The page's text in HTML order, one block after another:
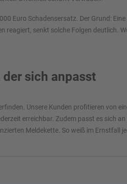
Euro Schadensersatz. Der Grund:
reagiert, senkt solche Folgen deutlich.
der sich anpasst
Unsere Kunden profitieren von
erreichbar. Zudem passt es sich an
Meldekette. So weiß im Ernstfall